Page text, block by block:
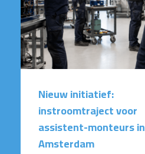
Nieuw initiatief:
instroomtraject voor
assistent-monteurs in
Amsterdam